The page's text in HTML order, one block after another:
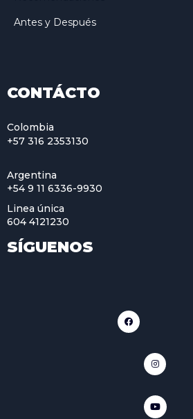
Antes y Después
CONTÁCTO
Colombia
+57 316 2353130
Argentina
+54 9 11 6336-9930
Linea única
604 4121230
SÍGUENOS